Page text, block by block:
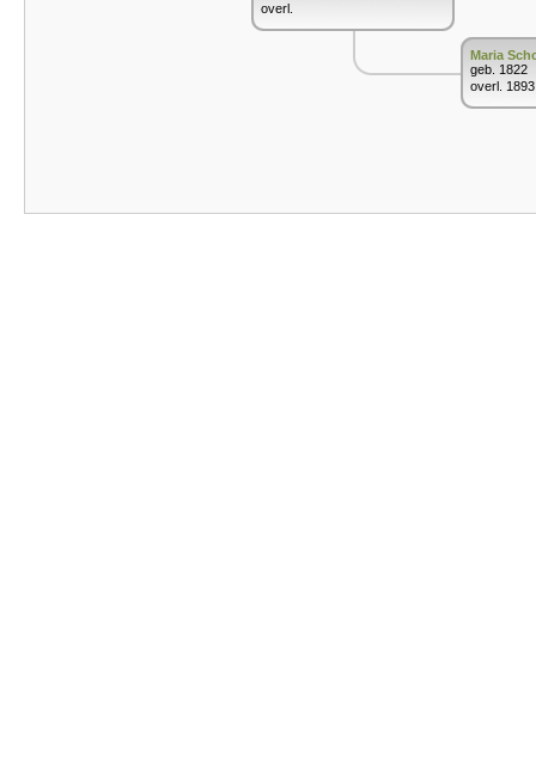
overl.
Maria
geb. 1822
overl. 1893